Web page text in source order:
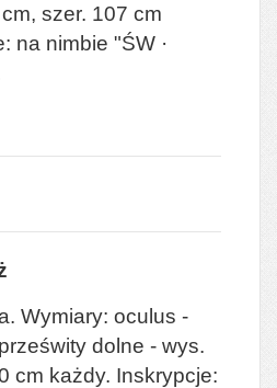
szer. 107 cm
na nimbie "ŚW ·
Wymiary: oculus -
dolne - wys.
cm każdy. Inskrypcje: